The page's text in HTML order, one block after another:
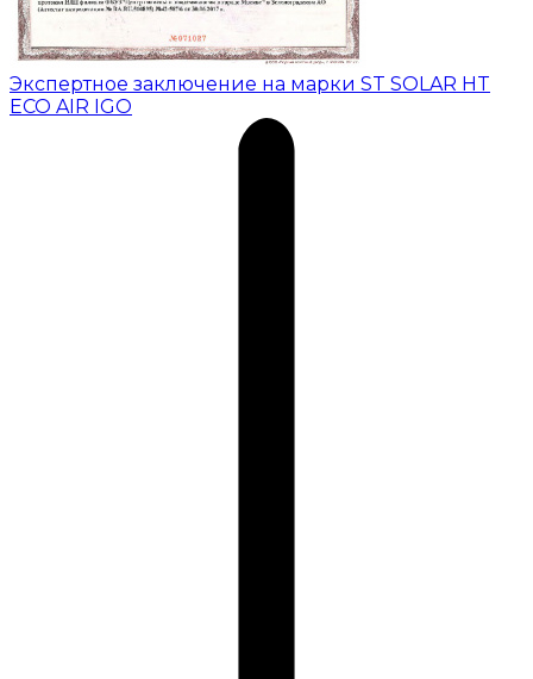
Экспертное заключение на марки ST SOLAR HT
ECO AIR IGO